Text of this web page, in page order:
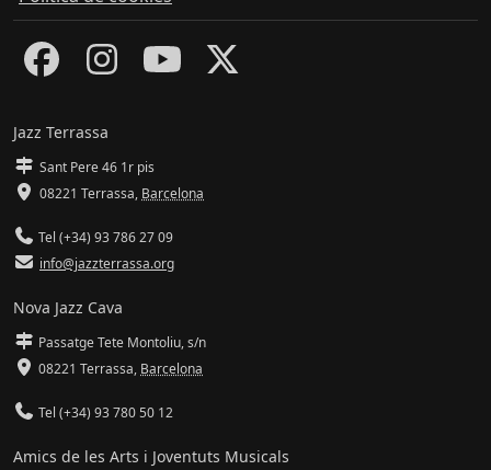
Jazz Terrassa
Sant Pere 46 1r pis
08221 Terrassa, Barcelona
Tel (+34) 93 786 27 09
info@jazzterrassa.org
Nova Jazz Cava
Passatge Tete Montoliu, s/n
08221 Terrassa, Barcelona
Tel (+34) 93 780 50 12
Amics de les Arts i Joventuts Musicals